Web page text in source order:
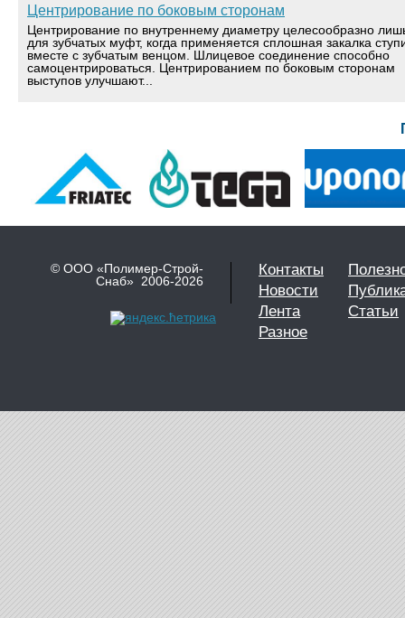
Центрирование по боковым сторонам
Центрирование по внутреннему диаметру целесообразно
для зубчатых муфт, когда применяется сплошная закалка
вместе с зубчатым венцом. Шлицевое соединение способно
самоцентрироваться. Центрированием по боковым сторонам
выступов улучшают...
© ООО «Полимер-Строй-
Снаб» 2006-2026
Контакты
Новости
Лента
Статьи
Разное